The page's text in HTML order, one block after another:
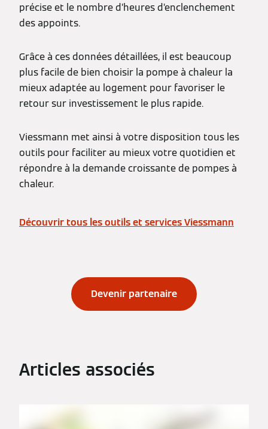
précise et le nombre d’heures d’enclenchement
des appoints.
Grâce à ces données détaillées, il est beaucoup
plus facile de bien choisir la pompe à chaleur la
mieux adaptée au logement pour favoriser le
retour sur investissement le plus rapide.
Viessmann met ainsi à votre disposition tous les
outils pour faciliter au mieux votre quotidien et
répondre à la demande croissante de pompes à
chaleur.
Découvrir tous les outils et services Viessmann
Devenir partenaire
Articles associés